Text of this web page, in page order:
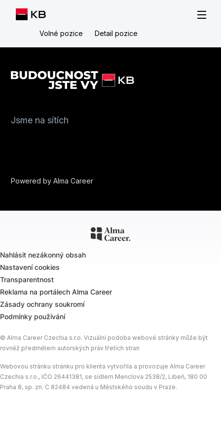
Volné pozice Detail pozice
Jsme na sítích
Powered byAlma Career
Nahlásit nezákonný obsah
Nastavení cookies
Transparentnost
Reklama na portálech Alma Career
Zásady ochrany soukromí
Podmínky používání
© Alma Career Czechia s.r.o. Vizuální podoba webové stránky může být
rovněž předmětem autorských práv třetích stran
Webovou stránku stránku pro klienta vytvořila a provozuje Alma Career
Czechia s.r.o., IČO 26441381, se sídlem Menclova 2538/2, Libeň, 180 00
Praha 8, sp. zn. C 82484 vedená u Městského soudu v Praze.